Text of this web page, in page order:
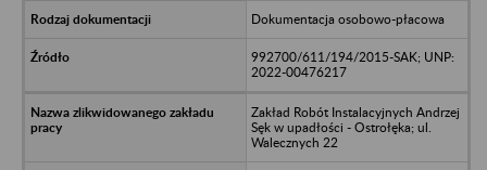
Dokumentacja osobowo-płacowa
992700/611/194/2015-SAK; UNP:
2022-00476217
Zakład Robót Instalacyjnych Andrzej
Sęk w upadłości - Ostrołęka; ul.
Walecznych 22